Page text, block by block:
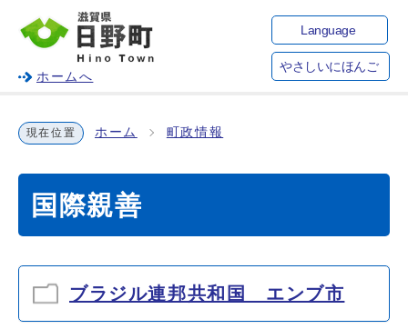
ホームへ
Language
やさしいにほんご
現在位置 ホーム 町政情報
国際親善
ブラジル連邦共和国 エンブ市